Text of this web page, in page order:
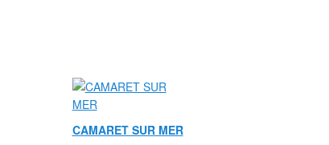
CAMARET SUR MER